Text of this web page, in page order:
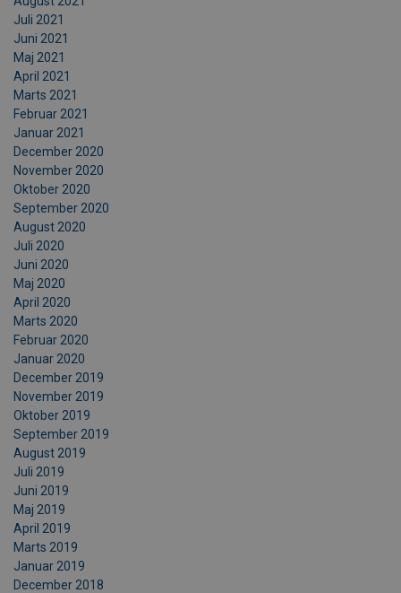
Juli 2021
Juni 2021
Maj 2021
April 2021
Marts 2021
Februar 2021
Januar 2021
December 2020
November 2020
Oktober 2020
September 2020
August 2020
Juli 2020
Juni 2020
Maj 2020
April 2020
Marts 2020
Februar 2020
Januar 2020
December 2019
November 2019
Oktober 2019
September 2019
August 2019
Juli 2019
Juni 2019
Maj 2019
April 2019
Marts 2019
Januar 2019
December 2018